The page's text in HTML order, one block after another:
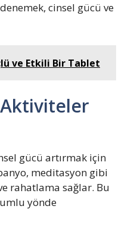
cinsel gücü ve
ve Etkili Bir Tablet
Aktiviteler
gücü artırmak için
meditasyon gibi
rahatlama sağlar. Bu
yönde